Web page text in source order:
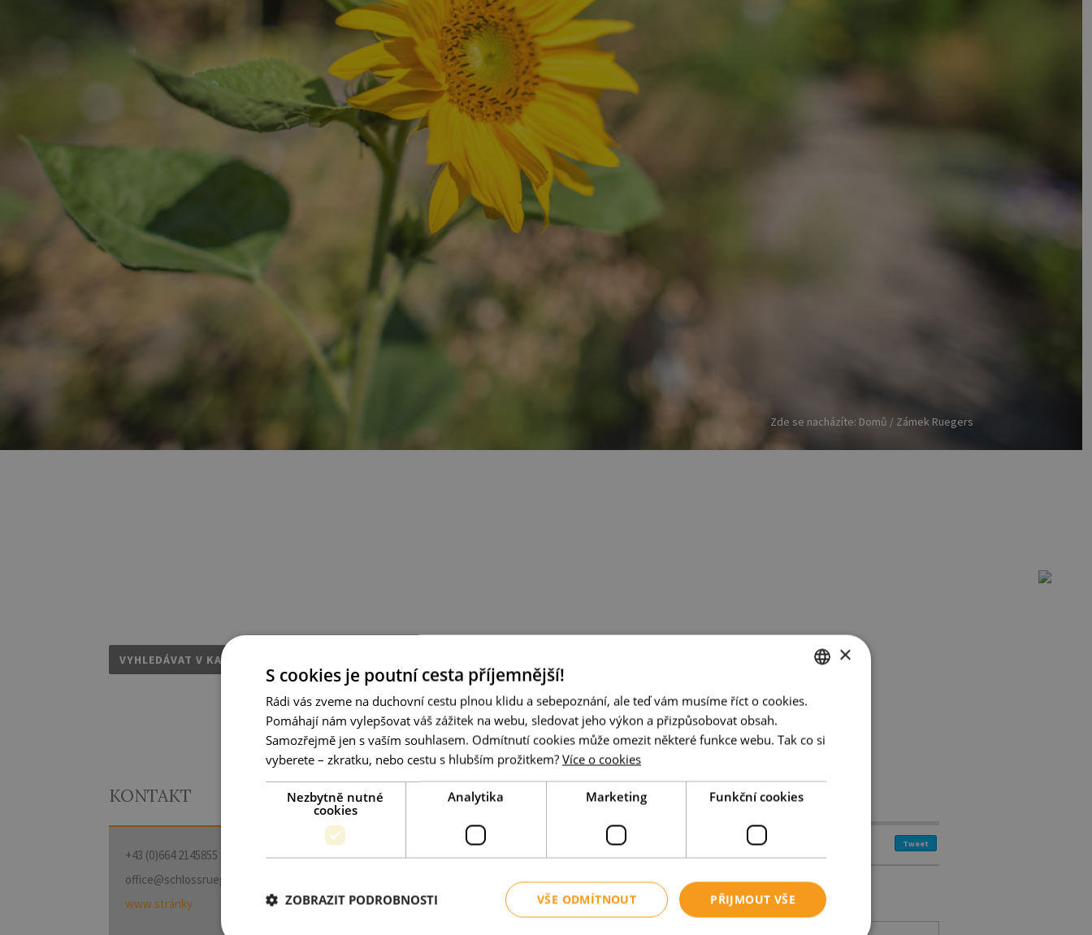
Zde se nacházíte: Domů / Zámek Ruegers
VYHLEDÁVAT V KATALOGU ZAHRAD
KONTAKT
+43 (0)664 2145855
office@schlossruegers.at
www stránky
Zámek Ruegers
ZÁMECKÁ ZAHRADA
Riegersburg 1, 2092 Riegersburg, Rakousko - Ukázat na mapě Tweet
CZECH
×
S cookies je poutní cesta příjemnější!
Rádi vás zveme na duchovní cestu plnou klidu a sebepoznání, ale teď vám musíme říct o cookies.
Pomáhají nám vylepšovat váš zážitek na webu, sledovat jeho výkon a přizpůsobovat obsah.
Samozřejmě jen s vaším souhlasem. Odmítnutí cookies může omezit některé funkce webu. Tak co si
vyberete – zkratku, nebo cestu s hlubším prožitkem? Více o cookies
Nezbytně nutné
cookies
Analytika Marketing Funkční cookies
PŘIJMOUT VŠE
VŠE ODMÍTNOUT
ZOBRAZIT PODROBNOSTI